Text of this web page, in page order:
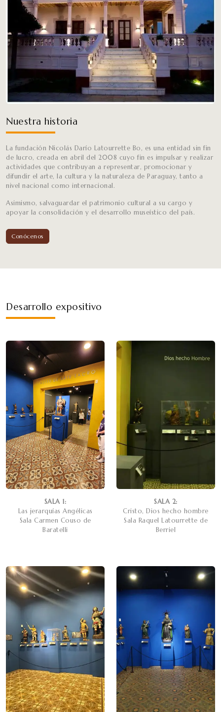
Nuestra historia
La fundación Nicolás Darío Latourrette Bo, es una entidad sin fin
de lucro, creada en abril del 2008 cuyo fin es impulsar y realizar
actividades que contribuyan a representar, promocionar y
difundir el arte, la cultura y la naturaleza de Paraguay, tanto a
nivel nacional como internacional.
Asimismo, salvaguardar el patrimonio cultural a su cargo y
apoyar la consolidación y el desarrollo museístico del país.
Conócenos
Desarrollo expositivo
SALA 1:
Las jerarquías Angélicas
Sala Carmen Couso de
Baratelli
SALA 2:
Cristo, Dios hecho hombre
Sala Raquel Latourrette de
Berriel